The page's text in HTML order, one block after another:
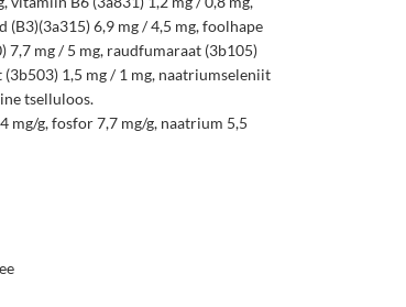
6,9 mg / 4,5 mg, foolhape
7,7 mg / 5 mg, raudfumaraat (3b105)
1,5 mg / 1 mg, naatriumseleniit
tselluloos.
g, fosfor 7,7 mg/g, naatrium 5,5